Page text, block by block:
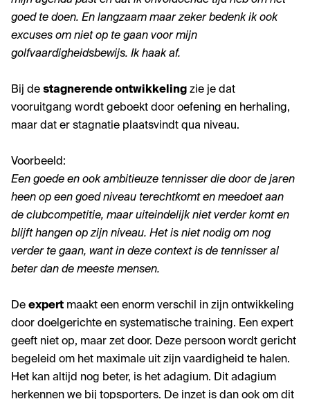
goed te doen. En langzaam maar zeker bedenk ik ook
excuses om niet op te gaan voor mijn
golfvaardigheidsbewijs. Ik haak af.
Bij de stagnerende ontwikkeling zie je dat
vooruitgang wordt geboekt door oefening en herhaling,
maar dat er stagnatie plaatsvindt qua niveau.
Voorbeeld:
Een goede en ook ambitieuze tennisser die door de jaren
heen op een goed niveau terechtkomt en meedoet aan
de clubcompetitie, maar uiteindelijk niet verder komt en
blijft hangen op zijn niveau. Het is niet nodig om nog
verder te gaan, want in deze context is de tennisser al
beter dan de meeste mensen.
De expert maakt een enorm verschil in zijn ontwikkeling
door doelgerichte en systematische training. Een expert
geeft niet op, maar zet door. Deze persoon wordt gericht
begeleid om het maximale uit zijn vaardigheid te halen.
Het kan altijd nog beter, is het adagium. Dit adagium
herkennen we bij topsporters. De inzet is dan ook om dit